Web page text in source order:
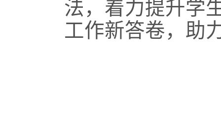
法，着力提升学
工作新答卷，助